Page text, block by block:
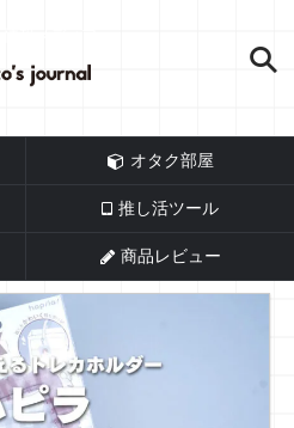
オタク部屋
推し活ツール
商品レビュー